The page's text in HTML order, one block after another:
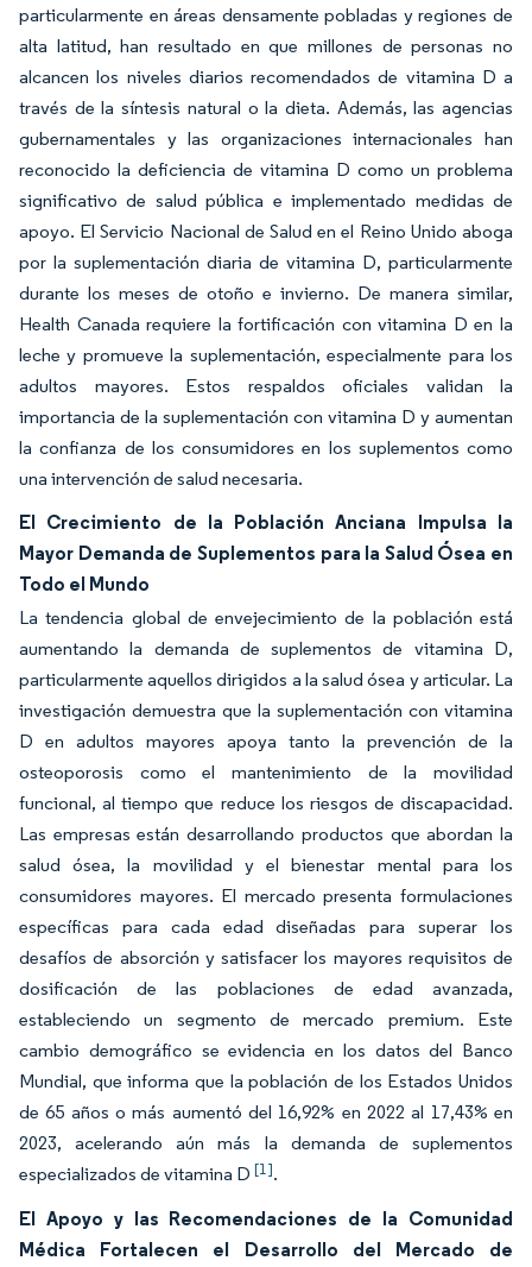
particularmente en áreas densamente pobladas y regiones de
alta latitud, han resultado en que millones de personas no
alcancen los niveles diarios recomendados de vitamina D a
través de la síntesis natural o la dieta. Además, las agencias
gubernamentales y las organizaciones internacionales han
reconocido la deficiencia de vitamina D como un problema
significativo de salud pública e implementado medidas de
apoyo. El Servicio Nacional de Salud en el Reino Unido aboga
por la suplementación diaria de vitamina D, particularmente
durante los meses de otoño e invierno. De manera similar,
Health Canada requiere la fortificación con vitamina D en la
leche y promueve la suplementación, especialmente para los
adultos mayores. Estos respaldos oficiales validan la
importancia de la suplementación con vitamina D y aumentan
la confianza de los consumidores en los suplementos como
una intervención de salud necesaria.
El Crecimiento de la Población Anciana Impulsa la
Mayor Demanda de Suplementos para la Salud Ósea en
Todo el Mundo
La tendencia global de envejecimiento de la población está
aumentando la demanda de suplementos de vitamina D,
particularmente aquellos dirigidos a la salud ósea y articular. La
investigación demuestra que la suplementación con vitamina
D en adultos mayores apoya tanto la prevención de la
osteoporosis como el mantenimiento de la movilidad
funcional, al tiempo que reduce los riesgos de discapacidad.
Las empresas están desarrollando productos que abordan la
salud ósea, la movilidad y el bienestar mental para los
consumidores mayores. El mercado presenta formulaciones
específicas para cada edad diseñadas para superar los
desafíos de absorción y satisfacer los mayores requisitos de
dosificación de las poblaciones de edad avanzada,
estableciendo un segmento de mercado premium. Este
cambio demográfico se evidencia en los datos del Banco
Mundial, que informa que la población de los Estados Unidos
de 65 años o más aumentó del 16,92% en 2022 al 17,43% en
2023, acelerando aún más la demanda de suplementos
especializados de vitamina D [1].
El Apoyo y las Recomendaciones de la Comunidad
Médica Fortalecen el Desarrollo del Mercado de